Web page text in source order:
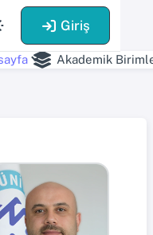
Giriş
Akademik